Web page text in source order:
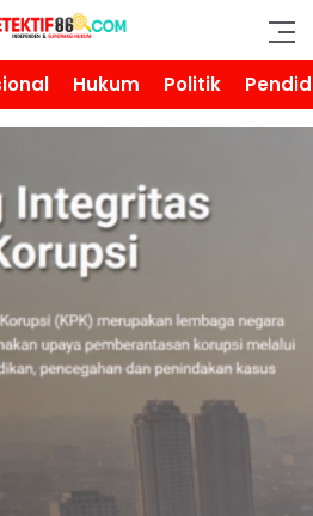
Hukum Politik